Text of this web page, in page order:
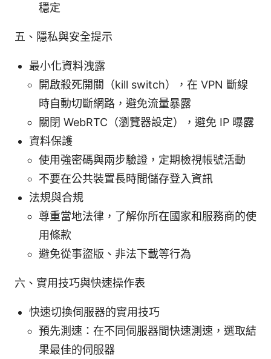
穩定
五、隱私與安全提示
最小化資料洩露
開啟殺死開關（kill switch），在 VPN 斷線
時自動切斷網路，避免流量暴露
關閉 WebRTC（瀏覽器設定），避免 IP 曝露
資料保護
使用強密碼與兩步驗證，定期檢視帳號活動
不要在公共裝置長時間儲存登入資訊
法規與合規
尊重當地法律，了解你所在國家和服務商的使
用條款
避免從事盜版、非法下載等行為
六、實用技巧與快速操作表
快速切換伺服器的實用技巧
預先測速：在不同伺服器間快速測速，選取結
果最佳的伺服器